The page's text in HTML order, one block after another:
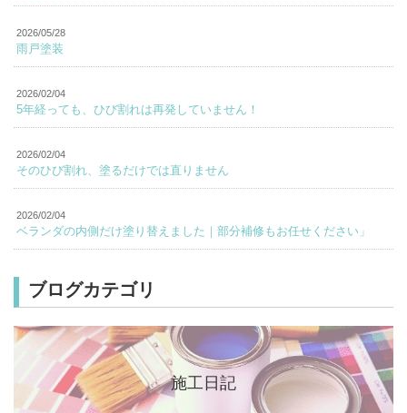
2026/05/28
雨戸塗装
2026/02/04
5年経っても、ひび割れは再発していません！
2026/02/04
そのひび割れ、塗るだけでは直りません
2026/02/04
ベランダの内側だけ塗り替えました｜部分補修もお任せください」
ブログカテゴリ
施工日記